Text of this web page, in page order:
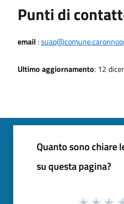
Punti di
email :
Ultimo aggiornamento: 12
Quanto sono chiare
su questa pagina?